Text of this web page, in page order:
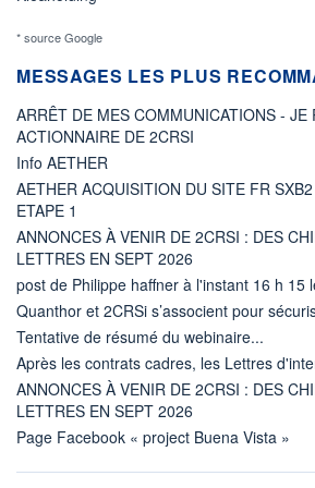
* source Google
MESSAGES LES PLUS
ARRÊT DE MES COMMUNICATIONS - JE
ACTIONNAIRE DE 2CRSI
Info AETHER
AETHER ACQUISITION DU SITE FR
ETAPE 1
ANNONCES À VENIR DE 2CRSI : DES
LETTRES EN SEPT 2026
post de Philippe haffner à l'instant 16 h 15
Quanthor et 2CRSi s’associent pour
Tentative de résumé du webinaire...
Après les contrats cadres, les Lettres
ANNONCES À VENIR DE 2CRSI : DES
LETTRES EN SEPT 2026
Page Facebook « project Buena Vista »